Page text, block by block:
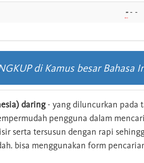
-- -
di Kamus besar Bahasa
daring- yang diluncurkan pada
pengguna dalam
serta tersusun dengan rapi
bisa menggunakan form